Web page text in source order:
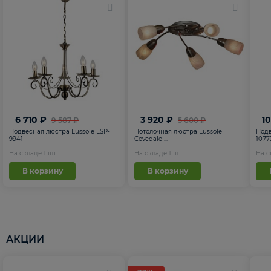
9 587 ₽
6 710 ₽
Подвесная люстра Lussole LSP-
9941
На складе 1 шт
В корзину
5 600 ₽
3 920 ₽
Потолочная люстра Lussole
Cevedale ...
На складе 1 шт
В корзину
На
АКЦИИ